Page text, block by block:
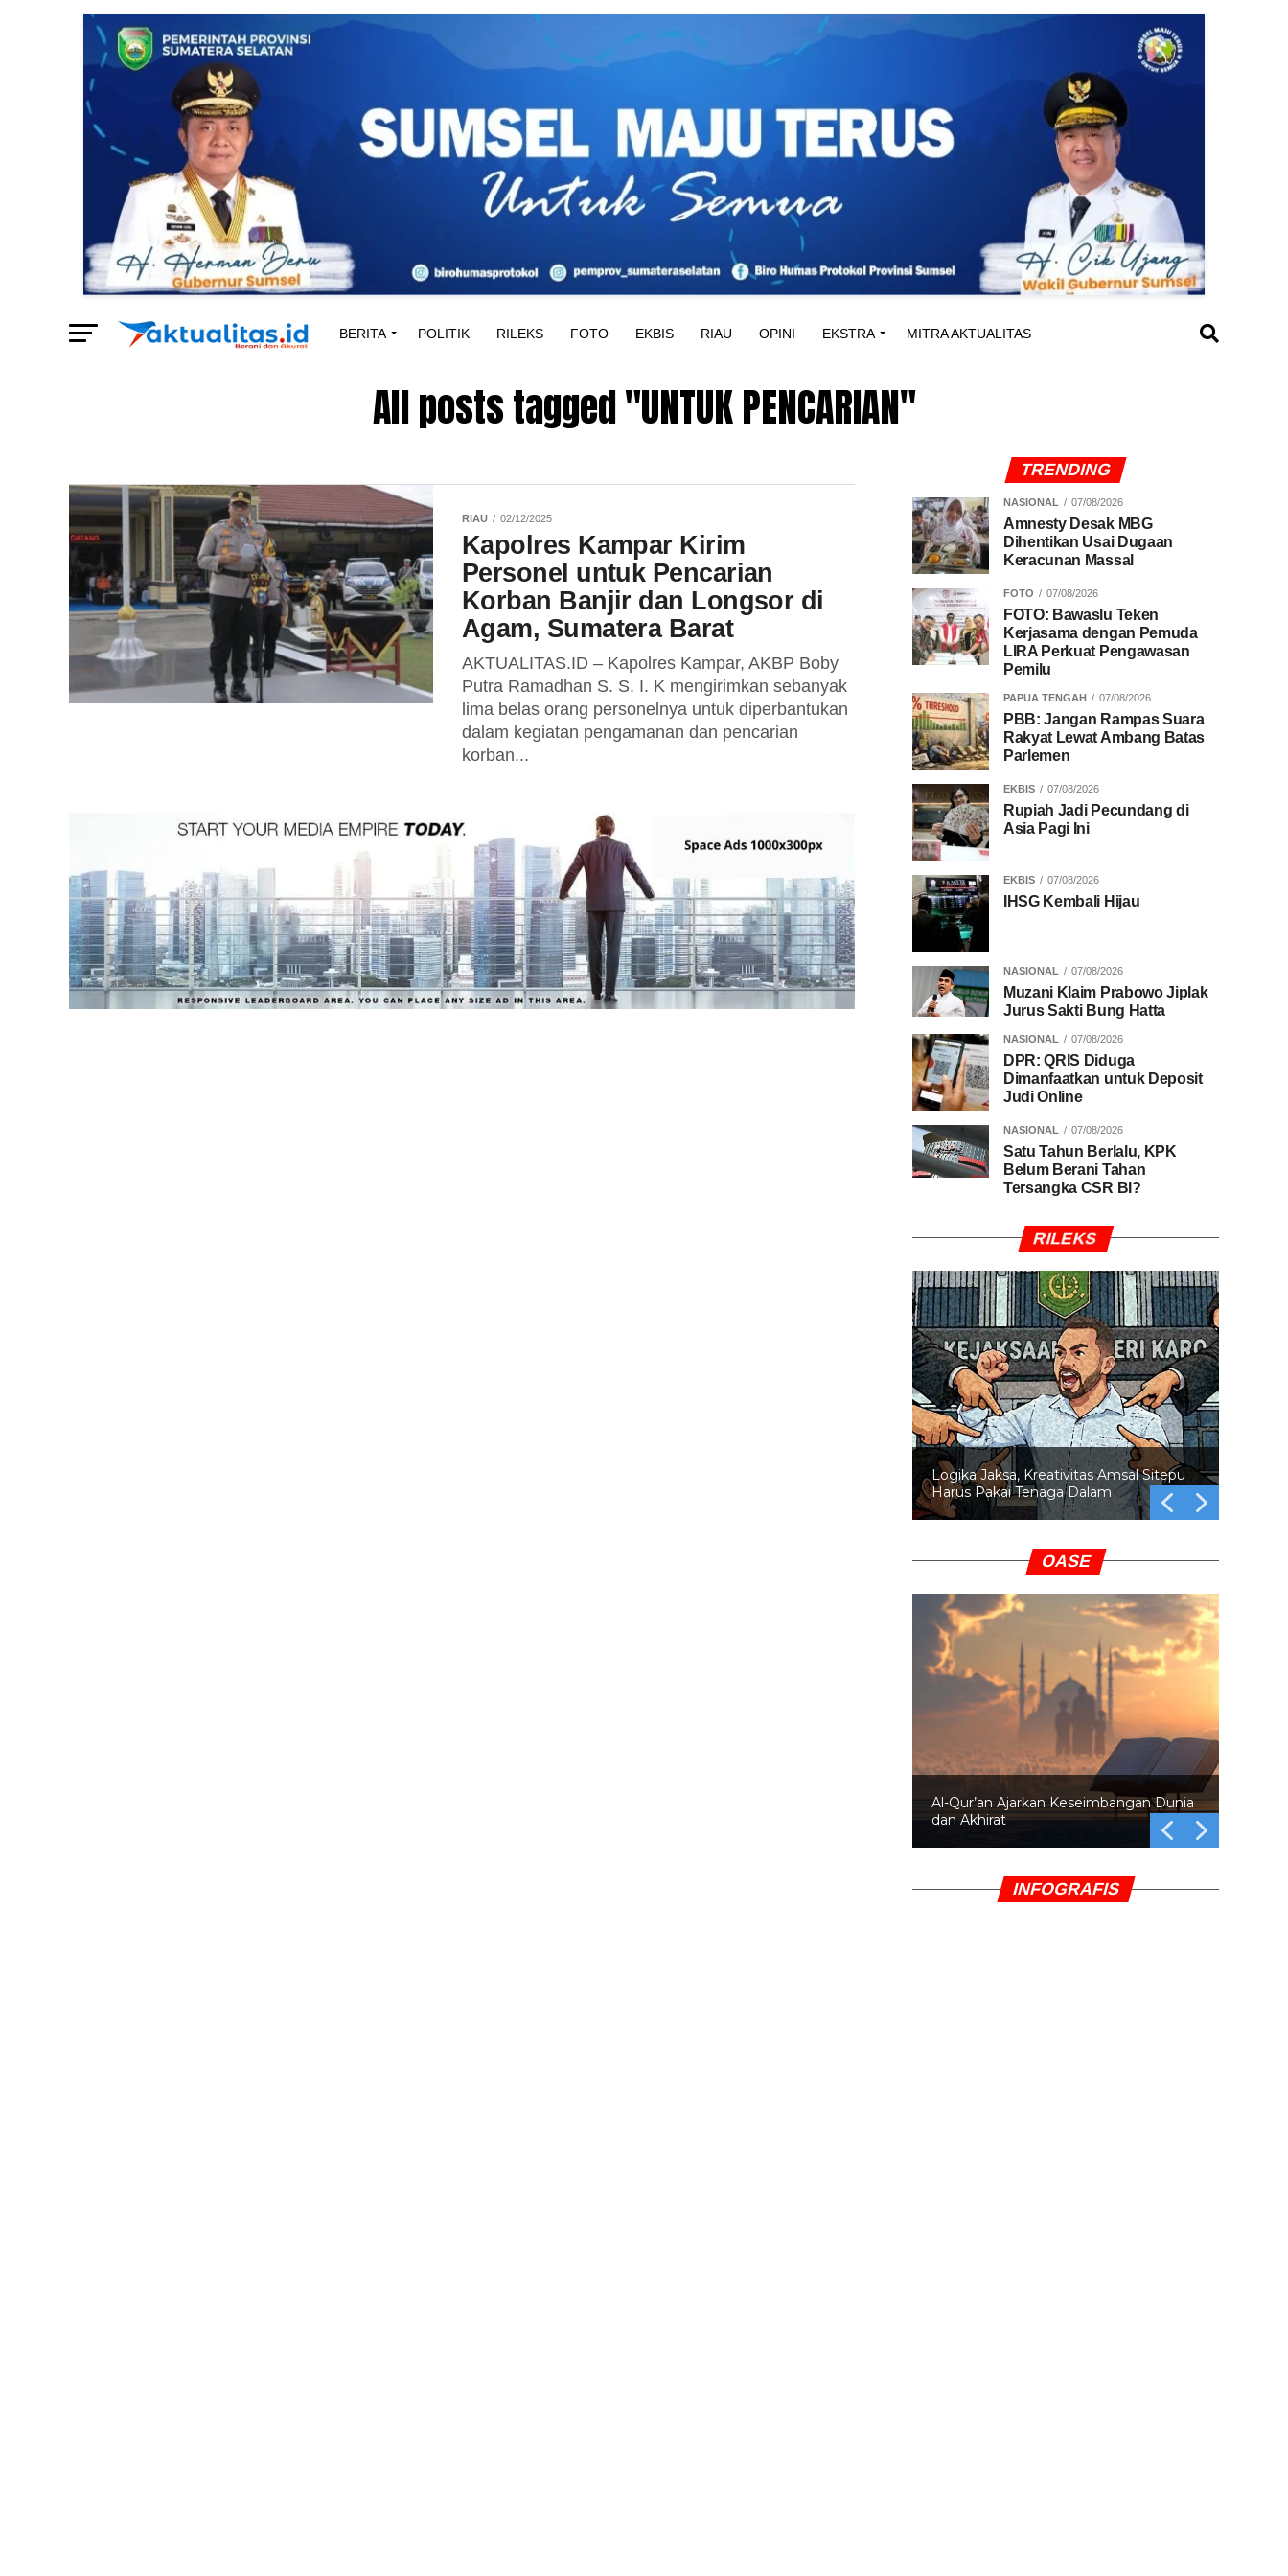
BERITA POLITIK RILEKS FOTO EKBIS RIAU OPINI EKSTRA MITRA AKTUALITAS
All posts tagged "UNTUK PENCARIAN"
RIAU 02/12/2025
Kapolres Kampar Kirim
Personel untuk Pencarian
Korban Banjir dan Longsor di
Agam, Sumatera Barat
AKTUALITAS.ID – Kapolres Kampar, AKBP Boby
Putra Ramadhan S. S. I. K mengirimkan sebanyak
lima belas orang personelnya untuk diperbantukan
dalam kegiatan pengamanan dan pencarian
korban...
TRENDING
NASIONAL 07/08/2026
Amnesty Desak MBG
Dihentikan Usai Dugaan
Keracunan Massal
FOTO 07/08/2026
FOTO: Bawaslu Teken
Kerjasama dengan Pemuda
LIRA Perkuat Pengawasan
Pemilu
PAPUA TENGAH 07/08/2026
PBB: Jangan Rampas Suara
Rakyat Lewat Ambang Batas
Parlemen
EKBIS 07/08/2026
Rupiah Jadi Pecundang di
Asia Pagi Ini
EKBIS 07/08/2026
IHSG Kembali Hijau
NASIONAL 07/08/2026
Muzani Klaim Prabowo Jiplak
Jurus Sakti Bung Hatta
NASIONAL 07/08/2026
DPR: QRIS Diduga
Dimanfaatkan untuk Deposit
Judi Online
NASIONAL 07/08/2026
Satu Tahun Berlalu, KPK
Belum Berani Tahan
Tersangka CSR BI?
RILEKS
Logika Jaksa, Kreativitas Amsal Sitepu
Harus Pakai Tenaga Dalam
OASE
Al-Qur’an Ajarkan Keseimbangan Dunia
dan Akhirat
INFOGRAFIS